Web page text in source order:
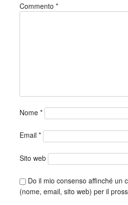
Commento *
Nome *
Email *
Sito web
Do il mio consenso affinché un
(nome, email, sito web) per il